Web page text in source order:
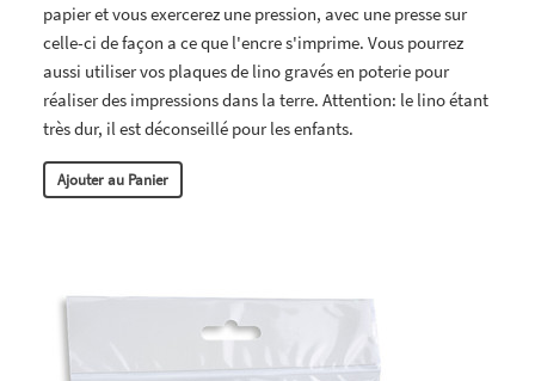
papier et vous exercerez une pression, avec une presse sur
celle-ci de façon a ce que l'encre s'imprime. Vous pourrez
aussi utiliser vos plaques de lino gravés en poterie pour
réaliser des impressions dans la terre. Attention: le lino étant
très dur, il est déconseillé pour les enfants.
Ajouter au Panier